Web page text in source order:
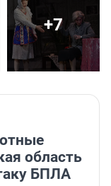
+7
область
БПЛА